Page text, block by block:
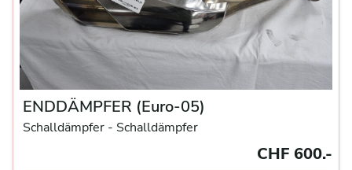
ENDDÄMPFER (Euro-05)
Schalldämpfer - Schalldämpfer
CHF 600.-